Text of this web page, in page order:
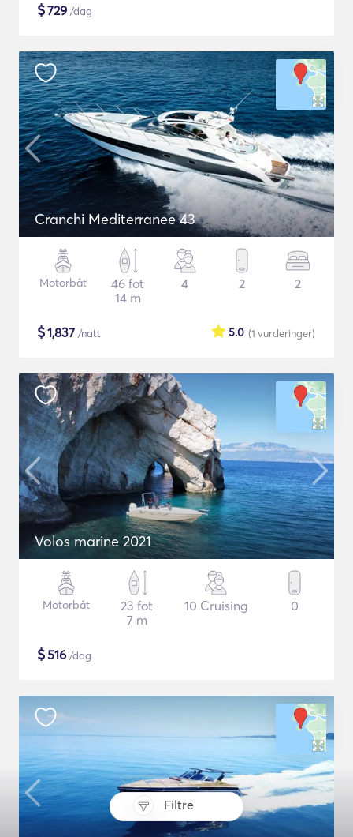
Filtre
$729 /dag
Cranchi Mediterranee 43
Motorbåt
46 fot
14 m
4 2 2
$1,837 /natt (1 vurderinger)
5.0
Volos marine 2021
Motorbåt
23 fot
7 m
10 Cruising 0
$516 /dag